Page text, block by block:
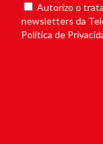
Autorizo o
newsletters da
Política de